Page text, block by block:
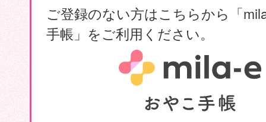
ご登録のない方はこちらから「
手帳」をご利用ください。